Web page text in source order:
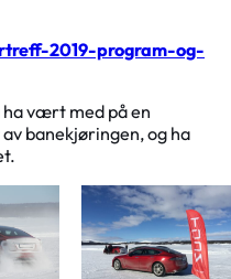
2019-program-og-
ha vært med på en
banekjøringen, og ha